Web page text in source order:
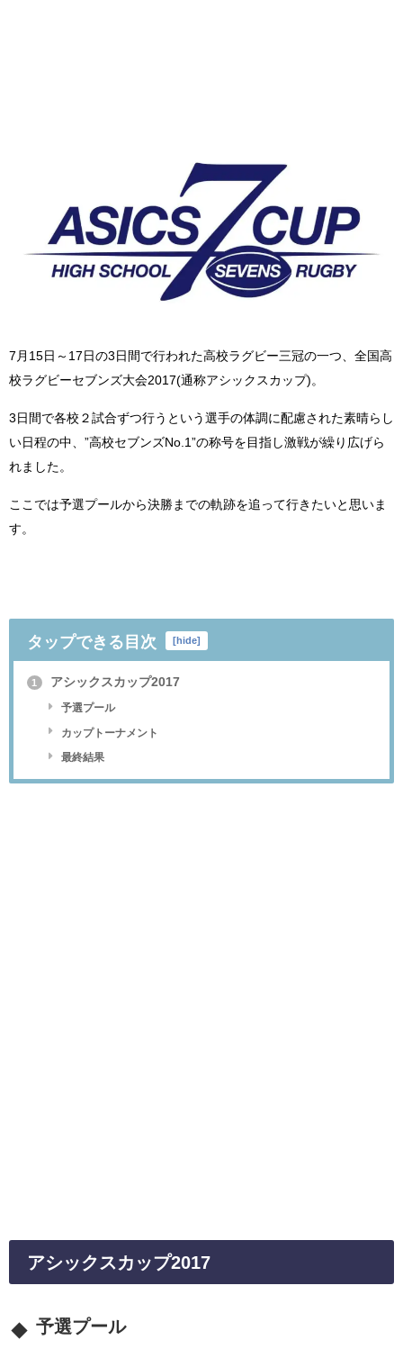
7月15日～17日の3日間で行われた高校ラグビー三冠の一つ、全国高
校ラグビーセブンズ大会2017(通称アシックスカップ)。
3日間で各校２試合ずつ行うという選手の体調に配慮された素晴らし
い日程の中、”高校セブンズNo.1”の称号を目指し激戦が繰り広げら
れました。
ここでは予選プールから決勝までの軌跡を追って行きたいと思いま
す。
タップできる目次 [hide]
1 アシックスカップ2017
予選プール
カップトーナメント
最終結果
アシックスカップ2017
予選プール